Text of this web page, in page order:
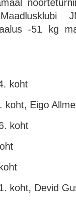
-51 kg
koht
Eigo
koht
koht, Devid